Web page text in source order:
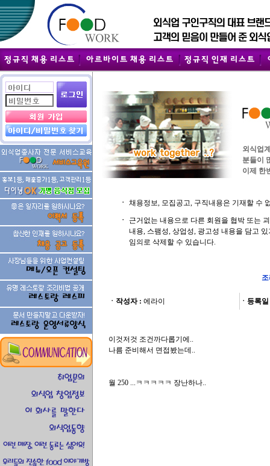
외식업
분들이
이제 한
ㆍ 채용정보, 모집공고, 구직내용은 기재할 수
ㆍ
근거없는 내용으로 다른 회원을 협박 또는
내용, 스팸성, 상업성, 광고성 내용을 담고
임의로 삭제할 수 있습니다.
조
ㆍ작성자 : 에라이 ㆍ등록
이것저것 조건까다롭기에..
나름 준비해서 면접봤는데..
월 250 ...ㅋㅋㅋㅋㅋ 장난하나..